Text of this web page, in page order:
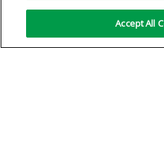
Pas
Accept All